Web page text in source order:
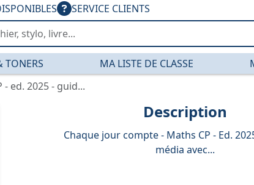
SERVICE CLIENTS
TONERS MA LISTE DE CLASSE
ed. 2025 - guid...
Description
Chaque jour compte - Maths CP - Ed.
média avec...